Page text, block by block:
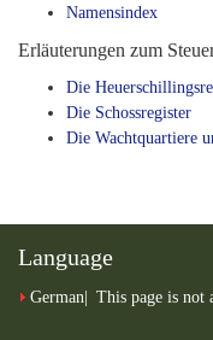
Namensindex
Erläuterungen zum
Die
Die Schossregister
Die Wachtquartiere
Language
German This page is not